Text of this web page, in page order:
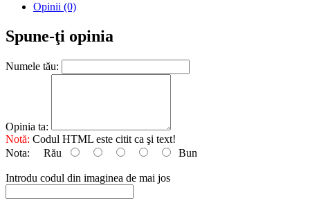
Opinii (0)
Spune-ţi opinia
Numele tău:
Opinia ta:
Notă: Codul HTML este citit ca şi text!
Nota: Rău Bun
Introdu codul din imaginea de mai jos